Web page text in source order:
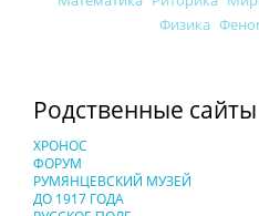
Физика
Родственные сайты
ХРОНОС
ФОРУМ
РУМЯНЦЕВСКИЙ МУЗЕЙ
ДО 1917 ГОДА